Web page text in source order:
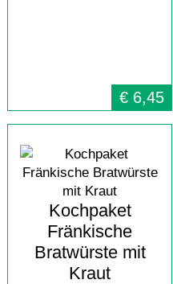
€ 6,45
Kochpaket
Fränkische
Bratwürste mit
Kraut